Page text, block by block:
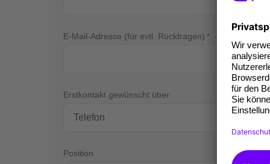
E-Mail-Adresse (für evtl. Rückfragen)
Erstkontakt gewünscht über
Position